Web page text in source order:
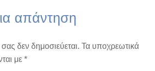
απάντηση
δεν δημοσιεύεται. Τα υποχρεωτικά
με *